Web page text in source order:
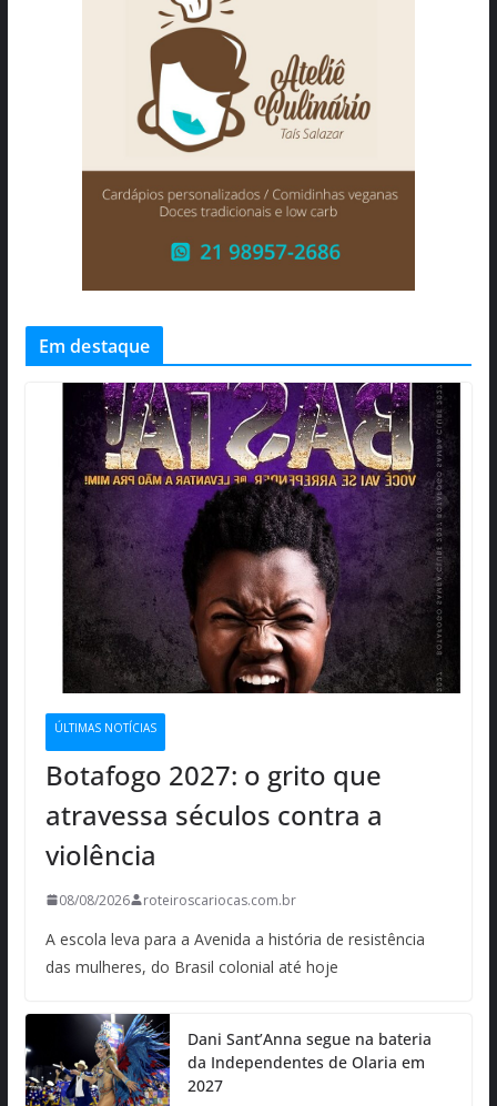
Em destaque
ÚLTIMAS NOTÍCIAS
Botafogo 2027: o grito que
atravessa séculos contra a
violência
08/08/2026 roteiroscariocas.com.br
A escola leva para a Avenida a história de resistência
das mulheres, do Brasil colonial até hoje
Dani Sant’Anna segue na bateria
da Independentes de Olaria em
2027